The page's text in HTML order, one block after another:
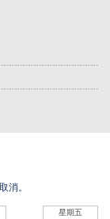
消。
星期五